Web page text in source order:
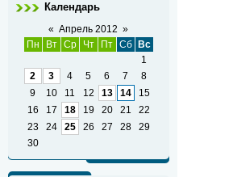
Календарь
« Апрель 2012 »
Пн
Вт Ср Чт Пт Сб
Вс
1
2
3 4 5 6 7
8
9
10 11 12 13 14
15
16
17 18 19 20 21
22
23
24 25 26 27 28
29
30